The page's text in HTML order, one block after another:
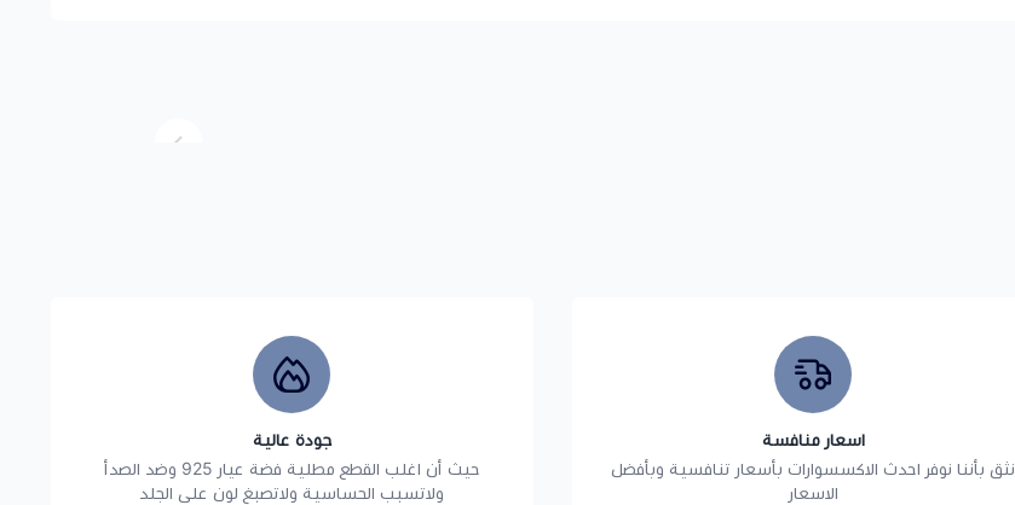
اسعار منافسة
نثق بأننا نوفر احدث الاكسسوارات بأسعار تنافسية وبأفضل
الاسعار
جودة عالية
حيث أن اغلب القطع مطلية فضة عيار 925 وضد الصدأ
ولاتسبب الحساسية ولاتصبغ لون على الجلد